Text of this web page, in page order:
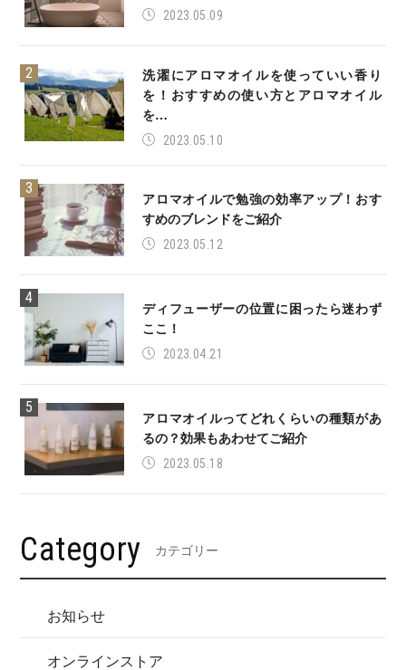
2023.05.09
洗濯にアロマオイルを使っていい香り
を！おすすめの使い方とアロマオイル
を…
2023.05.10
アロマオイルで勉強の効率アップ！おす
すめのブレンドをご紹介
2023.05.12
ディフューザーの位置に困ったら迷わず
ここ！
2023.04.21
アロマオイルってどれくらいの種類があ
るの？効果もあわせてご紹介
2023.05.18
Category カテゴリー
お知らせ
オンラインストア